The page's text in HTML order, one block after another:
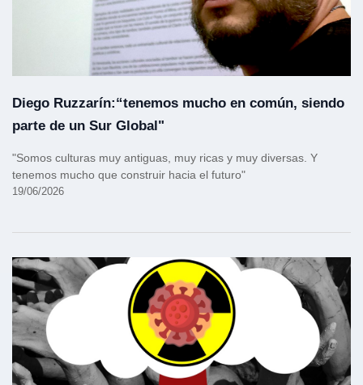
Diego Ruzzarín:“tenemos mucho en común, siendo
parte de un Sur Global"
"Somos culturas muy antiguas, muy ricas y muy diversas. Y
tenemos mucho que construir hacia el futuro"
19/06/2026